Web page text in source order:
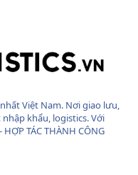
Việt Nam. Nơi giao lưu,
khẩu, logistics. Với
TÁC THÀNH CÔNG